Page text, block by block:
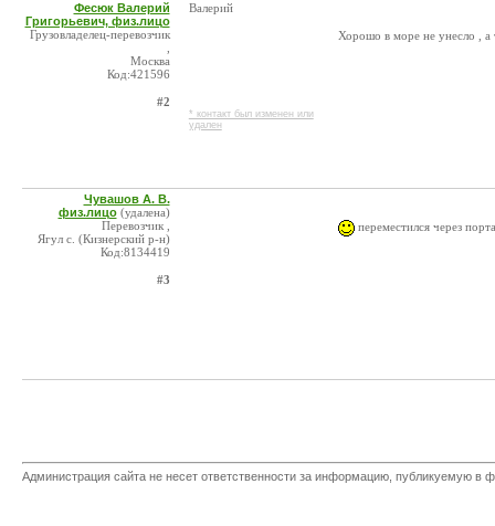
Фесюк Валерий
Григорьевич, физ.лицо
Грузовладелец-перевозчик
Москва
Код:421596
#2
Валерий
* контакт был изменен или
удален
Хорошо в море не унесло , а
Чувашов А. В.
физ.лицо (удалена)
Перевозчик ,
Ягул с. (Кизнерский р-н)
Код:8134419
#3
переместился через
Администрация сайта не несет ответственности за информацию, публикуемую